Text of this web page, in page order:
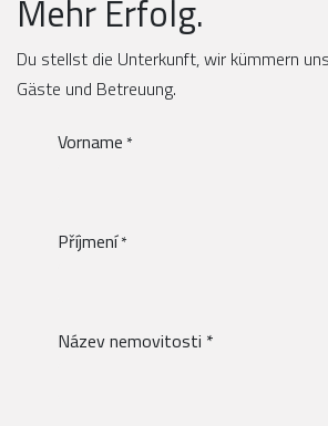
Mehr Erfolg.
Du stellst die Unterkunft, wir kümmern
Gäste und Betreuung.
Vorname *
Příjmení*
Název nemovitosti *